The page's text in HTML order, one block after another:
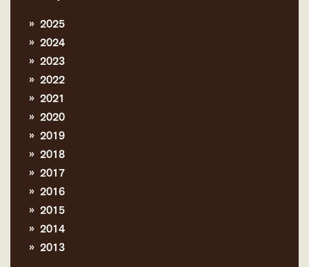
2025
2024
2023
2022
2021
2020
2019
2018
2017
2016
2015
2014
2013